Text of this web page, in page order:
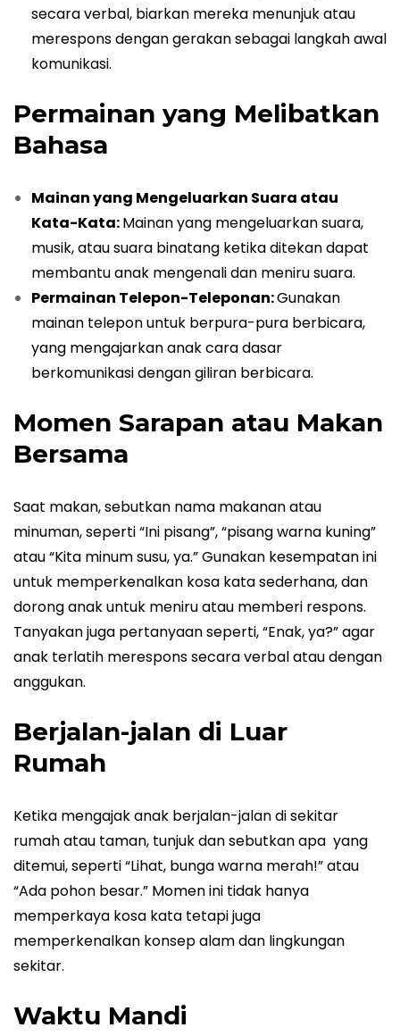
secara verbal, biarkan mereka menunjuk atau
merespons dengan gerakan sebagai langkah awal
komunikasi.
Permainan yang Melibatkan
Bahasa
Mainan yang Mengeluarkan Suara atau
Kata-Kata:Mainan yang mengeluarkan suara,
musik, atau suara binatang ketika ditekan dapat
membantu anak mengenali dan meniru suara.
Permainan Telepon-Teleponan:Gunakan
mainan telepon untuk berpura-pura berbicara,
yang mengajarkan anak cara dasar
berkomunikasi dengan giliran berbicara.
Momen Sarapan atau Makan
Bersama
Saat makan, sebutkan nama makanan atau
minuman, seperti “Ini pisang”, “pisang warna kuning”
atau “Kita minum susu, ya.” Gunakan kesempatan ini
untuk memperkenalkan kosa kata sederhana, dan
dorong anak untuk meniru atau memberi respons.
Tanyakan juga pertanyaan seperti, “Enak, ya?” agar
anak terlatih merespons secara verbal atau dengan
anggukan.
Berjalan-jalan di Luar
Rumah
Ketika mengajak anak berjalan-jalan di sekitar
rumah atau taman, tunjuk dan sebutkan apa yang
ditemui, seperti “Lihat, bunga warna merah!” atau
“Ada pohon besar.” Momen ini tidak hanya
memperkaya kosa kata tetapi juga
memperkenalkan konsep alam dan lingkungan
sekitar.
Waktu Mandi